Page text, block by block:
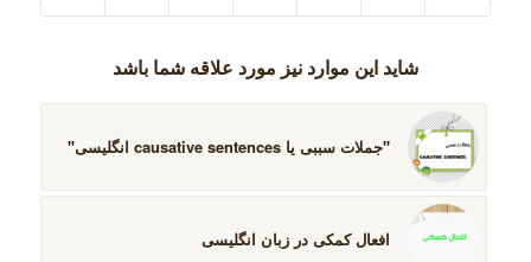
شاید این موارد نیز مورد علاقه شما باشد
''جملات سببی یا causative sentences انگلیسی''
افعال کمکی در زبان انگلیسی